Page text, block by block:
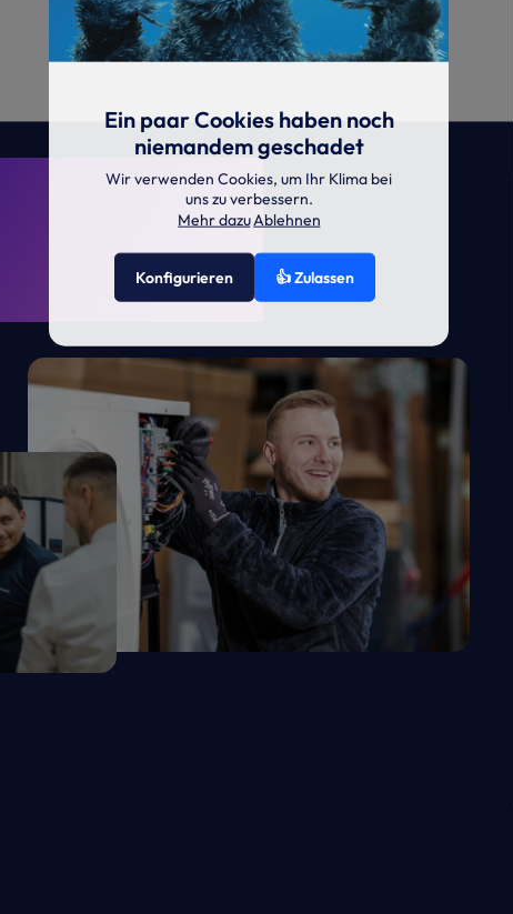
Ein paar Cookies haben noch
niemandem geschadet
Wir verwenden Cookies, um Ihr Klima bei
uns zu verbessern.
Mehr dazuAblehnen
Konfigurieren 👍 Zulassen